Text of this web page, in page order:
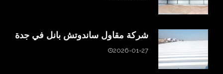
شركة مقاول ساندوتش بانل في جدة
2026-01-27